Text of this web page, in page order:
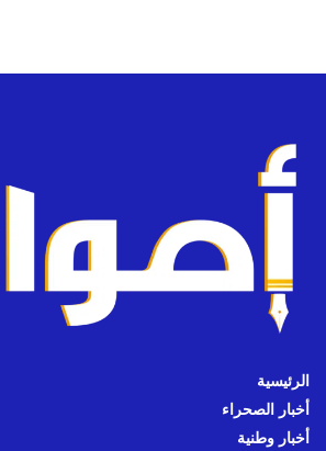
الرئيسية
أخبار الصحراء
أخبار وطنية